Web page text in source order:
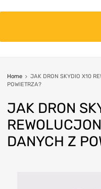
Home
JAK DRON SKYDIO X10
POWIETRZA?
JAK DRON
DANYCH Z